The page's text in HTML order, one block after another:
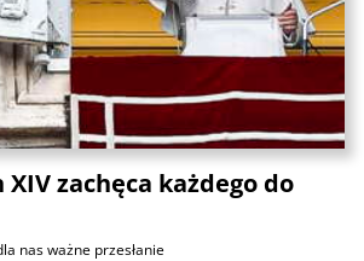
XIV zachęca każdego do
nas ważne przesłanie